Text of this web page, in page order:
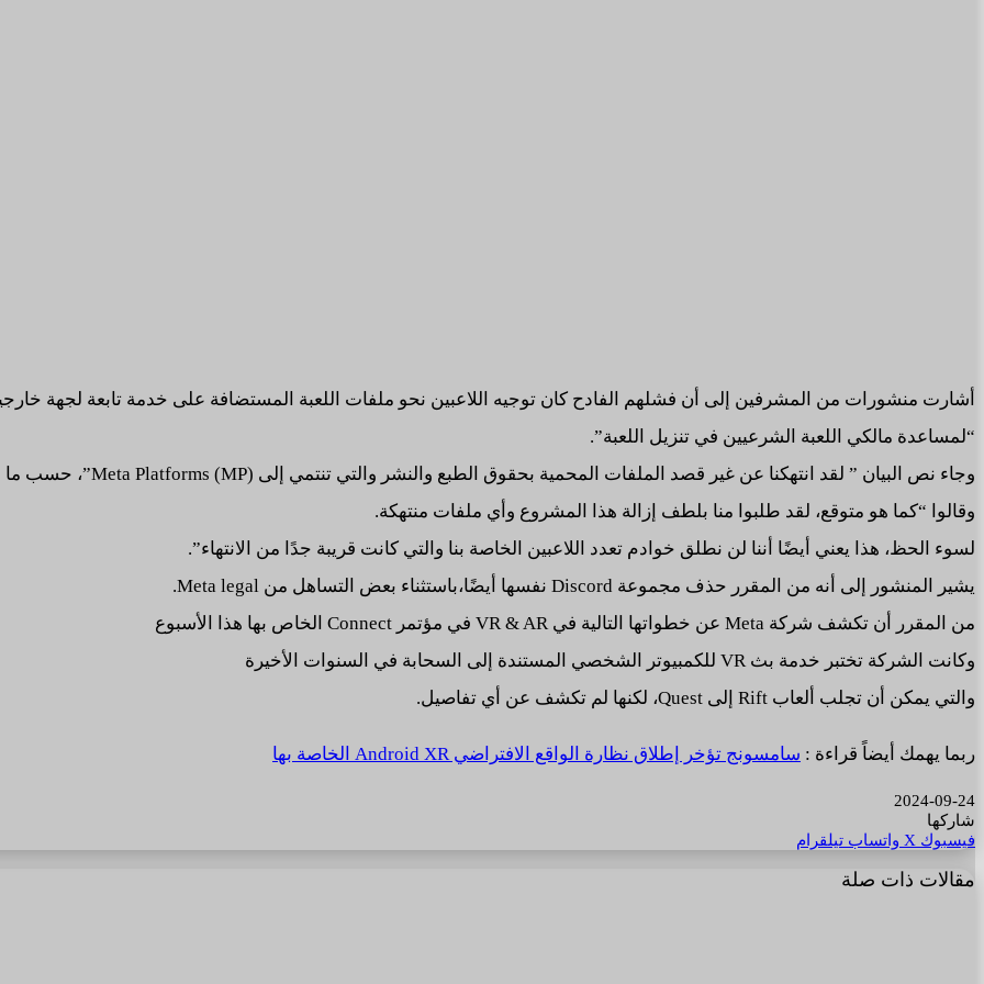
أشارت منشورات من المشرفين إلى أن فشلهم الفادح كان توجيه اللاعبين نحو ملفات اللعبة المستضافة على خدمة تابعة لجهة
“لمساعدة مالكي اللعبة الشرعيين في تنزيل اللعبة”.
وجاء نص البيان ” لقد انتهكنا عن غير قصد الملفات المحمية بحقوق الطبع والنشر والتي تنتمي إلى Meta Platforms (MP)”، حسب ما نشرته مجموعة المعجبين بالـ Discord.
وقالوا “كما هو متوقع، لقد طلبوا منا بلطف إزالة هذا المشروع وأي ملفات منتهكة.
لسوء الحظ، هذا يعني أيضًا أننا لن نطلق خوادم تعدد اللاعبين الخاصة بنا والتي كانت قريبة جدًا من الانتهاء”.
يشير المنشور إلى أنه من المقرر حذف مجموعة Discord نفسها أيضًا،باستثناء بعض التساهل من Meta legal.
من المقرر أن تكشف شركة Meta عن خطواتها التالية في VR & AR في مؤتمر Connect الخاص بها هذا الأسبوع
وكانت الشركة تختبر خدمة بث VR للكمبيوتر الشخصي المستندة إلى السحابة في السنوات الأخيرة
والتي يمكن أن تجلب ألعاب Rift إلى Quest، لكنها لم تكشف عن أي تفاصيل.
ربما يهمك أيضاً قراءة : سامسونج تؤخر إطلاق نظارة الواقع الافتراضي Android XR الخاصة بها
2024-09-24
شاركها
فيسبوك ‫X واتساب تيلقرام
مقالات ذات صلة